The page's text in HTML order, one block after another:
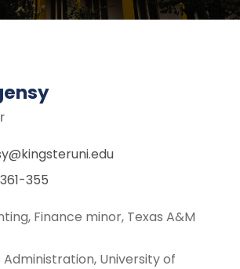
355
Finance minor, Texas A&M
Administration, University of